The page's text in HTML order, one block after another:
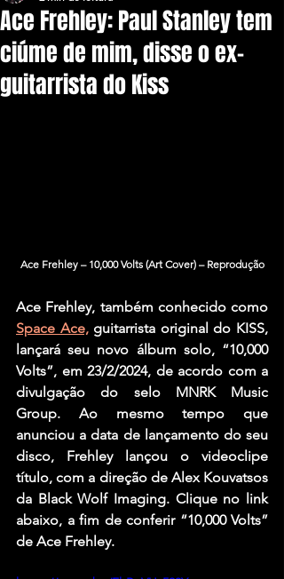
Ace Frehley: Paul Stanley tem
ciúme de mim, disse o ex-
guitarrista do Kiss
Ace Frehley – 10,000 Volts (Art Cover) – Reprodução
Ace Frehley,
Space Ace, guitarrista original do
lançará seu novo álbum solo, “10,000
Volts”, em 23/2/2024, de acordo com a
divulgação do selo MNRK Music
Group. Ao mesmo tempo que
anunciou a data de lançamento do seu
disco, Frehley lançou o videoclipe
título, com a direção de Alex Kouvatsos
da Black Wolf Imaging. Clique no link
abaixo, a fim de conferir “10,000 Volts”
de Ace Frehley.